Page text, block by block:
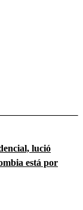
lució
está por